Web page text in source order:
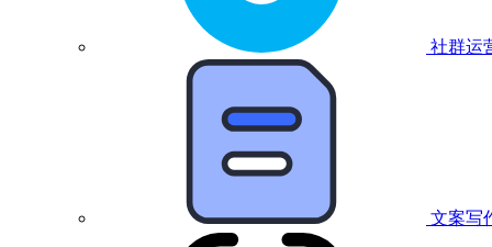
社群运
文案写